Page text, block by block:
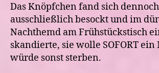
Das Knöpfchen fand sich dennoch
ausschließlich besockt und im
Nachthemd am Frühstückstisch
skandierte, sie wolle SOFORT ein
würde sonst sterben.